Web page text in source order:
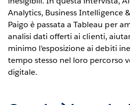
Analytics, Business Intelligence
Paigo è passata a Tableau per
analisi dati offerti ai clienti,
minimo l'esposizione ai debiti
tempo stesso nel loro percorso
digitale.